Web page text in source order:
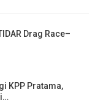
Drag Race–
KPP Pratama,